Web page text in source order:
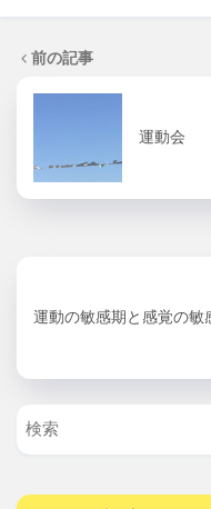
前の記事
運動会
運動の敏感期と感覚の敏